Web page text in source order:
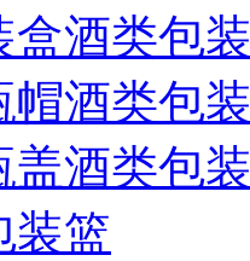
盒酒类包装
帽酒类包装
盖酒类包装
装篮